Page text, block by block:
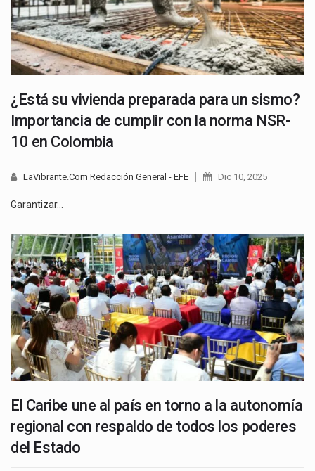
¿Está su vivienda preparada para un sismo?
Importancia de cumplir con la norma NSR-
10 en Colombia
LaVibrante.Com Redacción General - EFE Dic 10, 2025
Garantizar…
El Caribe une al país en torno a la autonomía
regional con respaldo de todos los poderes
del Estado